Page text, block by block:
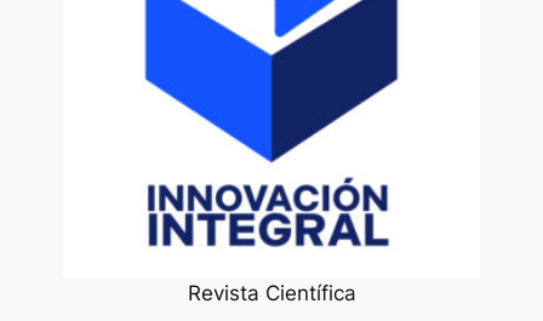
Revista Científica